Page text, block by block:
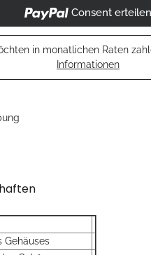
Consent erteilen
in monatlichen Raten
Informationen
Gehäuses